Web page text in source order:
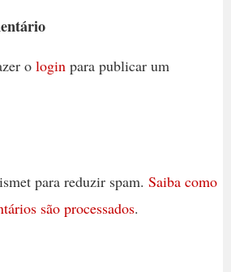
o loginpara publicar um
para reduzir spam. Saiba como
são processados.